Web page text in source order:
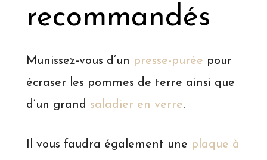
recommandés
Munissez-vous d’un presse-purée pour
écraser les pommes de terre ainsi que
d’un grand saladier en verre.
Il vous faudra également une plaque à